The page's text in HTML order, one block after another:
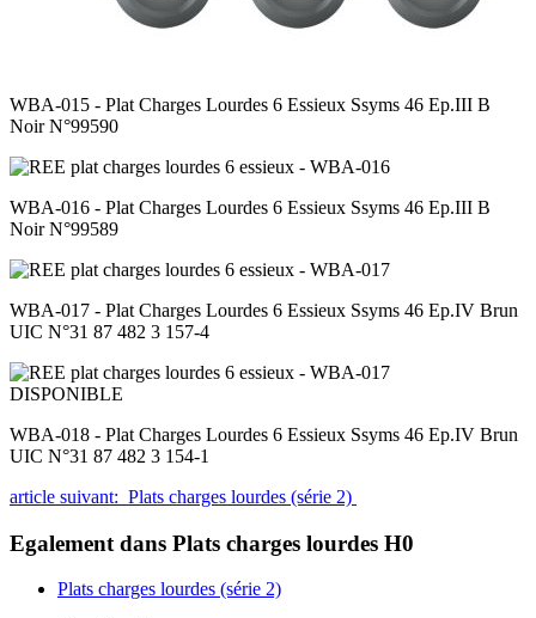
WBA-015 - Plat Charges Lourdes 6 Essieux Ssyms 46 Ep.III B
Noir N°99590
WBA-016 - Plat Charges Lourdes 6 Essieux Ssyms 46 Ep.III B
Noir N°99589
WBA-017 - Plat Charges Lourdes 6 Essieux Ssyms 46 Ep.IV Brun
UIC N°31 87 482 3 157-4
DISPONIBLE
WBA-018 - Plat Charges Lourdes 6 Essieux Ssyms 46 Ep.IV Brun
UIC N°31 87 482 3 154-1
article suivant: Plats charges lourdes (série 2)
Egalement dans Plats charges lourdes H0
Plats charges lourdes (série 2)